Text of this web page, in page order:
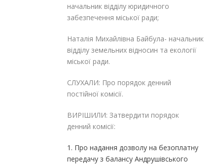
начальник відділу юридичного
забезпечення міської ради;
Наталія Михайлівна Байбула- начальник
відділу земельних відносин та екології
міської ради.
СЛУХАЛИ: Про порядок денний
постійної комісії.
ВИРІШИЛИ: Затвердити порядок
денний комісії:
1. Про надання дозволу на безоплатну
передачу з балансу Андрушівського